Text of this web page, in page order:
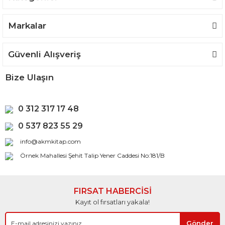
Markalar
Güvenli Alışveriş
Bize Ulaşın
0 312 317 17 48
0 537 823 55 29
info@akmkitap.com
Örnek Mahallesi Şehit Talip Yener Caddesi No:181/B
FIRSAT HABERCİSİ
Kayıt ol fırsatları yakala!
Gönder